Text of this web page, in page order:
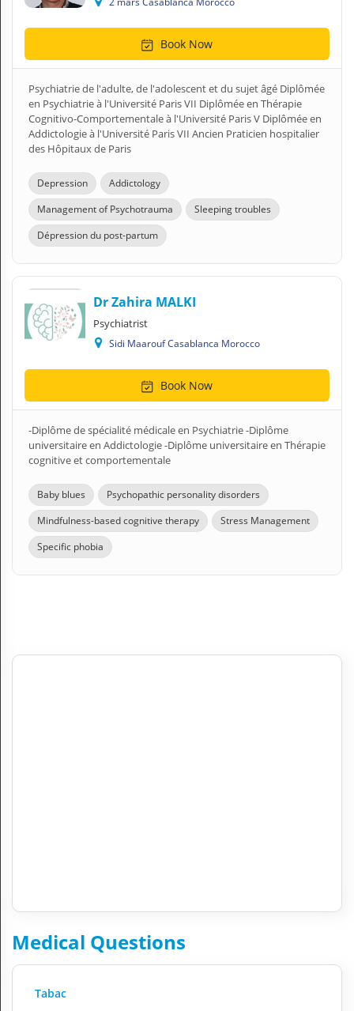
Book Now
Psychiatrie de l'adulte, de l'adolescent et du sujet âgé Diplômée
en Psychiatrie à l'Université Paris VII Diplômée en Thérapie
Cognitivo-Comportementale à l'Université Paris V Diplômée en
Addictologie à l'Université Paris VII Ancien Praticien hospitalier
des Hôpitaux de Paris
Depression
Addictology
Management of Psychotrauma
Sleeping troubles
Dépression du post-partum
Dr Zahira MALKI
Psychiatrist
Sidi Maarouf Casablanca Morocco
Book Now
-Diplôme de spécialité médicale en Psychiatrie -Diplôme
universitaire en Addictologie -Diplôme universitaire en Thérapie
cognitive et comportementale
Baby blues
Psychopathic personality disorders
Mindfulness-based cognitive therapy
Stress Management
Specific phobia
Medical Questions
Tabac